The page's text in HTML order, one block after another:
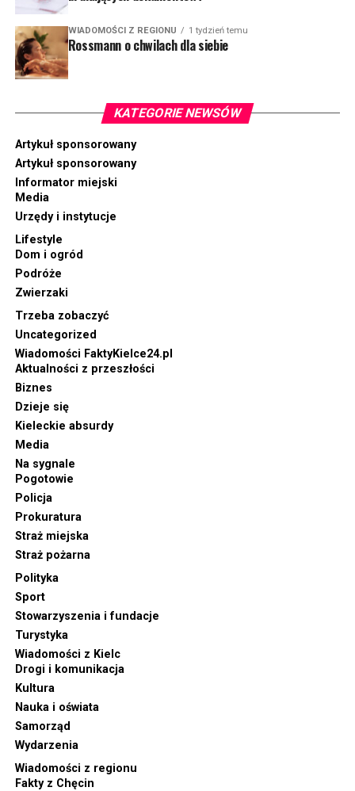
WIADOMOŚCI Z REGIONU 1 tydzień temu
Rossmann o chwilach dla siebie
KATEGORIE NEWSÓW
Artykuł sponsorowany
Artykuł sponsorowany
Informator miejski
Media
Urzędy i instytucje
Lifestyle
Dom i ogród
Podróże
Zwierzaki
Trzeba zobaczyć
Uncategorized
Wiadomości FaktyKielce24.pl
Aktualności z przeszłości
Biznes
Dzieje się
Kieleckie absurdy
Media
Na sygnale
Pogotowie
Policja
Prokuratura
Straż miejska
Straż pożarna
Polityka
Sport
Stowarzyszenia i fundacje
Turystyka
Wiadomości z Kielc
Drogi i komunikacja
Kultura
Nauka i oświata
Samorząd
Wydarzenia
Wiadomości z regionu
Fakty z Chęcin